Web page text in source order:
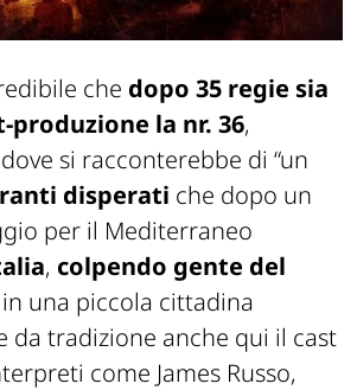
che dopo 35 regie sia
produzione la nr. 36,
si racconterebbe di “un
disperati che dopo un
per il Mediterraneo
, colpendo gente del
una piccola cittadina
da tradizione anche qui il cast
come James Russo,